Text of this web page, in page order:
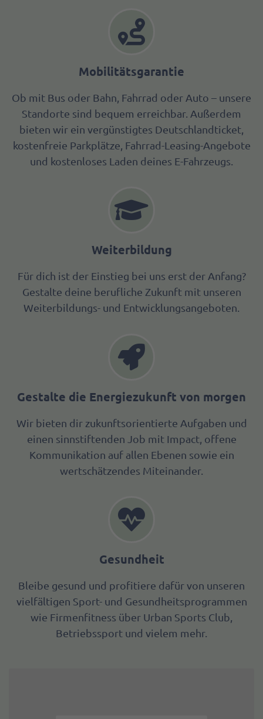
Mobilitätsgarantie
Ob mit Bus oder Bahn, Fahrrad oder Auto – unsere
Standorte sind bequem erreichbar. Außerdem
bieten wir ein vergünstigtes Deutschlandticket,
kostenfreie Parkplätze, Fahrrad-Leasing-Angebote
und kostenloses Laden deines E-Fahrzeugs.
Weiterbildung
Für dich ist der Einstieg bei uns erst der Anfang?
Gestalte deine berufliche Zukunft mit unseren
Weiterbildungs- und Entwicklungsangeboten.
Gestalte die Energiezukunft von morgen
Wir bieten dir zukunftsorientierte Aufgaben und
einen sinnstiftenden Job mit Impact, offene
Kommunikation auf allen Ebenen sowie ein
wertschätzendes Miteinander.
Gesundheit
Bleibe gesund und profitiere dafür von unseren
vielfältigen Sport- und Gesundheitsprogrammen
wie Firmenfitness über Urban Sports Club,
Betriebssport und vielem mehr.